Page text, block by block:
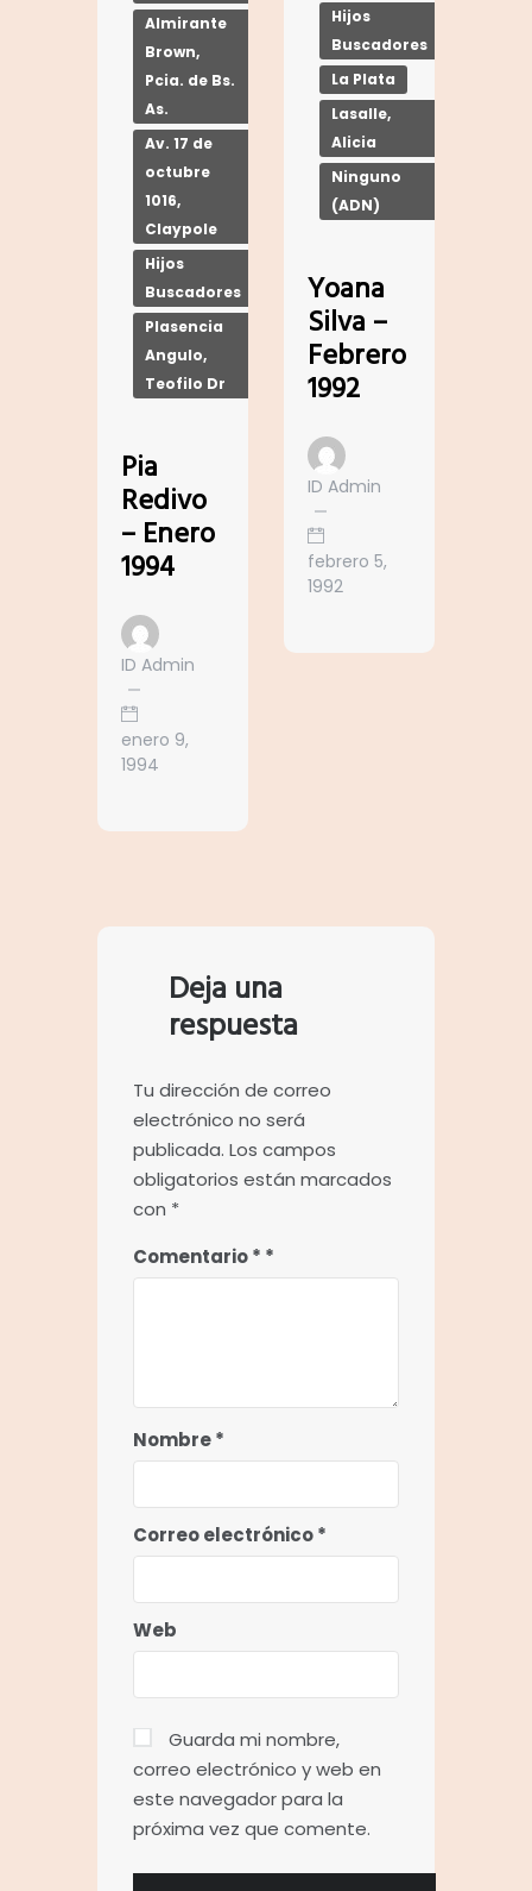
Almirante
Brown,
Pcia. de Bs.
As.
Av. 17 de
octubre
1016,
Claypole
Hijos
Buscadores
Plasencia
Angulo,
Teofilo Dr
Pia
Redivo
– Enero
1994
ID Admin
enero 9,
1994
Hijos
Buscadores
La Plata
Lasalle,
Alicia
Ninguno
(ADN)
Yoana
Silva –
Febrero
1992
ID Admin
febrero 5,
1992
Deja una
respuesta
Tu dirección de correo
electrónico no será
publicada. Los campos
obligatorios están marcados
con *
Comentario*
Nombre*
Correo electrónico*
Web
Guarda mi nombre,
correo electrónico y web en
este navegador para la
próxima vez que comente.